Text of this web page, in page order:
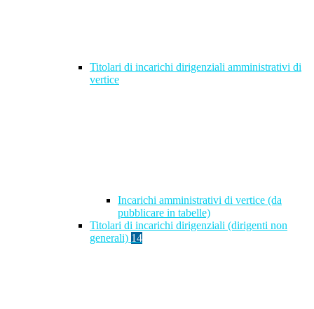
Titolari di incarichi dirigenziali amministrativi di
vertice
Incarichi amministrativi di vertice (da
pubblicare in tabelle)
Titolari di incarichi dirigenziali (dirigenti non
generali) 14